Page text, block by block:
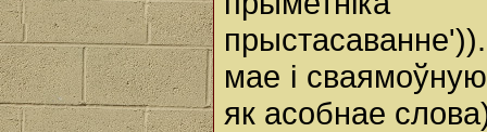
мае і
як асобнае